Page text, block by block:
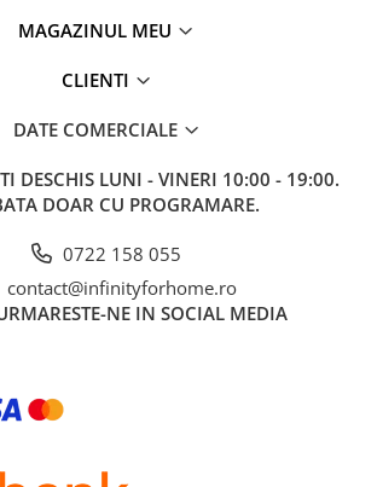
MAGAZINUL MEU
CLIENTI
DATE COMERCIALE
DESCHIS LUNI - VINERI 10:00 - 19:00.
DOAR CU PROGRAMARE.
0722 158 055
contact@infinityforhome.ro
NE IN SOCIAL MEDIA